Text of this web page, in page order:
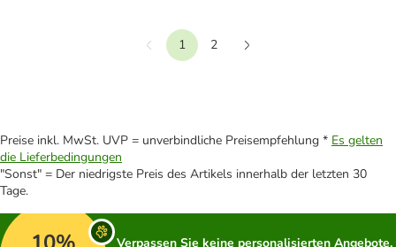
Vorherige
1
2
Preise inkl. MwSt. UVP = unverbindliche Preisempfehlung * Es gelten
die Lieferbedingungen
"Sonst" = Der niedrigste Preis des Artikels innerhalb der letzten 30
Tage.
Verpassen Sie keine personalisierten Angebote,